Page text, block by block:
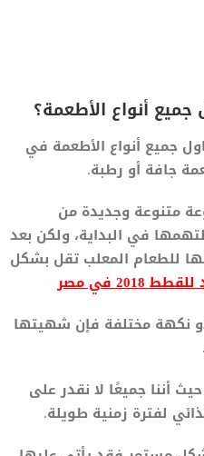
أنواع الأطعمة؟
جميع أنواع الأطعمة في
جافة أو رطبة.
متنوعة وجديدة من
في البداية، ولكن بعد
للطعام المعلب تقل بشكل
في مصر
نكهة مختلفة فإن شهيتها
أننا جميعًا لا نقدر على
لفترة زمنية طويلة.